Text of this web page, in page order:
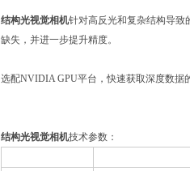
结构光视觉相机针对高反光和复杂结构导致
缺失，并进一步提升精度。
选配NVIDIA GPU平台，快速获取深度数据
结构光视觉相机技术参数：